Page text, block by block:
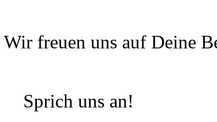
Wir freuen uns auf Deine
Sprich uns an!